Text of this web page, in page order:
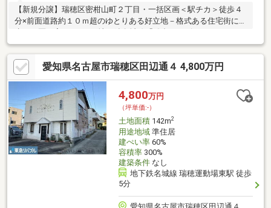
【新規分譲】瑞穂区密柑山町２丁目・一括区画＜駅チカ＞徒歩４
分×前面道路約１０ｍ超のゆとりある好立地－格式ある住宅街に誕
駅 徒歩４分■一次造成工事完了・開放感ある北東角地北西側公
道約１０．９ｍに間口約２２．６ｍ接面北東側公道約１０．８ｍ
に間口約１５．７ｍ接面陽明小学校 徒歩４分／汐路中学校 徒
歩１４分生活利便施設も徒歩圏に充実・ローソン ７分・フィー
ル ４分・スギドラッグ ６分・サポーレ １０分建築条件な
し・弊社売主物件！日常利便と将来性を兼ね備えた閑静な住宅
地、お気軽にお問い合わせください！
愛知県名古屋市瑞穂区田辺通４ 4,800万円
4,800万円
（坪単価:-）
土地面積142m2
用途地域準住居
建ぺい率60%
容積率300%
建築条件なし
地下鉄名城線 瑞穂運動場東駅 徒歩
5分